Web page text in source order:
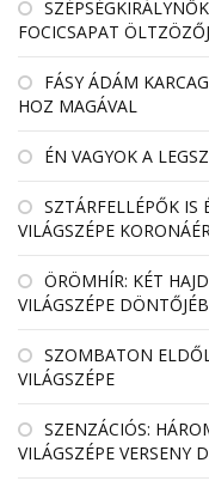
FOCICSAPAT
FÁSY ÁDÁM
HOZ MAGÁVAL
ÉN VAGYOK A
SZTÁRFELLÉPŐK IS
VILÁGSZÉPE
ÖRÖMHÍR: KÉT
VILÁGSZÉPE
SZOMBATON
VILÁGSZÉPE
SZENZÁCIÓS:
VILÁGSZÉPE VERSENY